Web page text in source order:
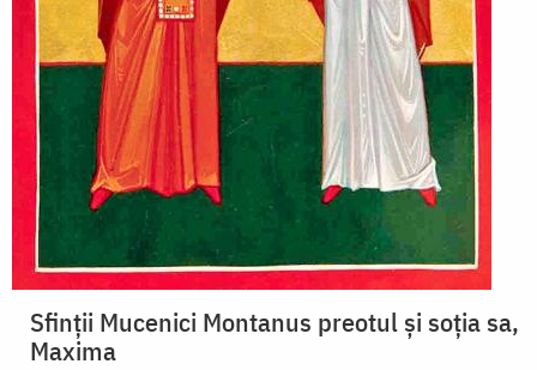
Sfinții Mucenici Montanus preotul și soția sa,
Maxima